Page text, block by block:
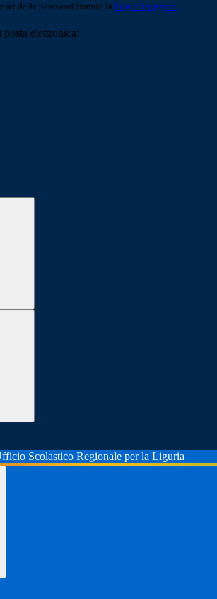
della password tramite la Login Spaggiari
elettronica!
Scolastico Regionale per la Liguria